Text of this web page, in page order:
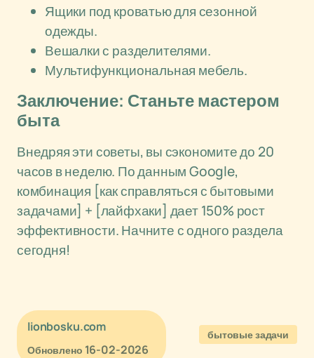
Ящики под кроватью для сезонной
одежды.
Вешалки с разделителями.
Мультифункциональная мебель.
Заключение: Станьте мастером
быта
Внедряя эти советы, вы сэкономите до 20
часов в неделю. По данным Google,
комбинация [как справляться с бытовыми
задачами] + [лайфхаки] дает 150% рост
эффективности. Начните с одного раздела
сегодня!
lionbosku.com
Обновлено 16-02-2026
бытовые задачи